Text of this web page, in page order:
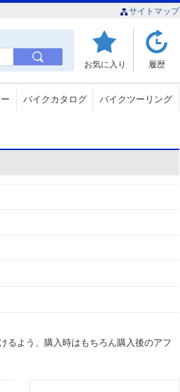
サイトマップ
お気に入り 履歴
バイクカタログ バイクツーリング
るよう、購入時はもちろん購入後のアフ